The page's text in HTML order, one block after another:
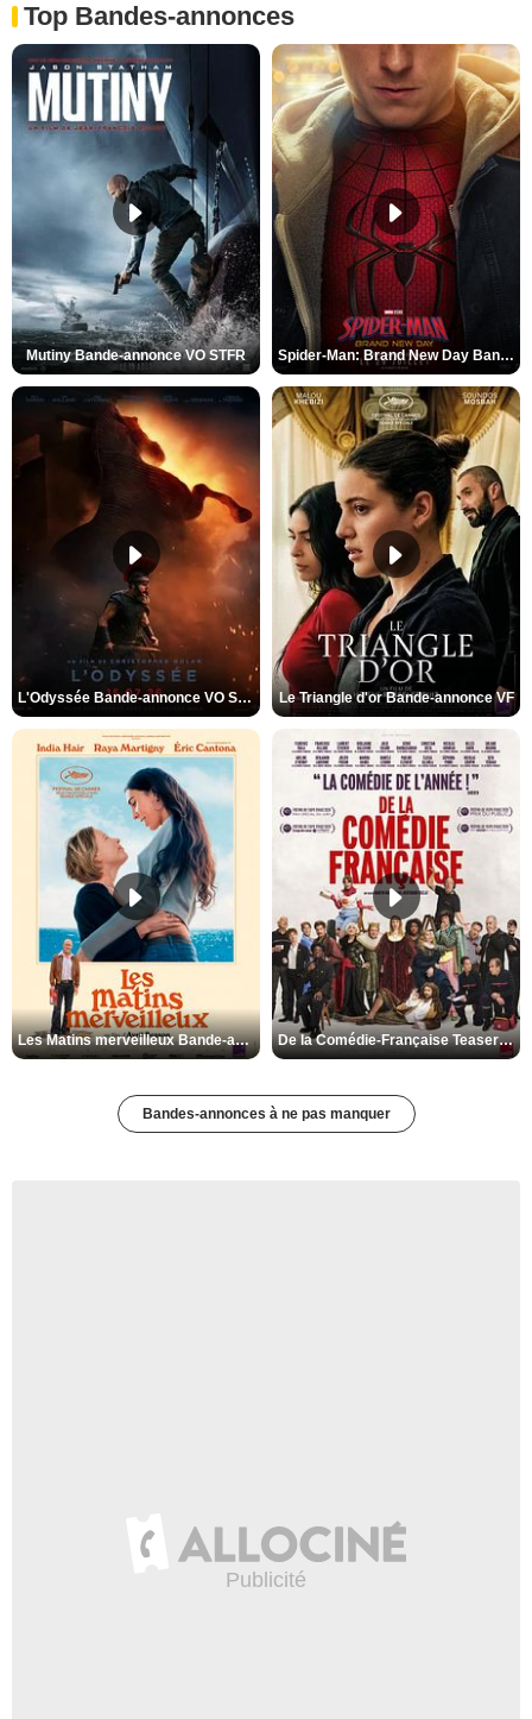
Top Bandes-annonces
Mutiny Bande-annonce VO STFR Spider-Man: Brand New Day Bande-annonce VO STFR
L'Odyssée Bande-annonce VO STFR Le Triangle d'or Bande-annonce VF
Les Matins merveilleux Bande-annonce VF De la Comédie-Française Teaser VF
Bandes-annonces à ne pas manquer